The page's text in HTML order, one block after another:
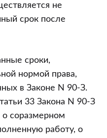
не
срок после
сроки,
нормой права,
в Законе N 90-З.
33 Закона N 90-З
о соразмерном
работу, о